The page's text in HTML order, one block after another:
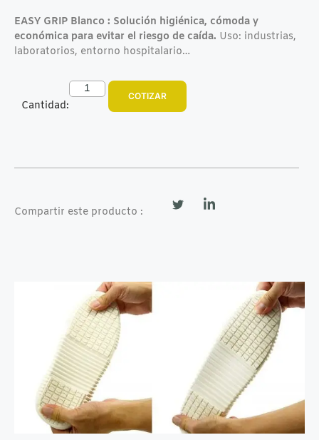
EASY GRIP Blanco : Solución higiénica, cómoda y
económica para evitar el riesgo de caída. Uso: industrias,
laboratorios, entorno hospitalario…
Cantidad:
COTIZAR
Compartir este producto :